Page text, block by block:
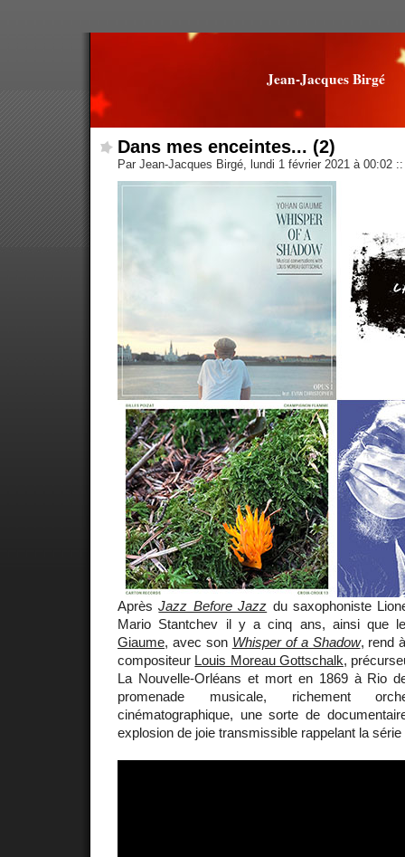
Jean-Jacques Birgé
Dans mes enceintes... (2)
Par Jean-Jacques Birgé, lundi 1 février 2021 à 00:02 ::
AprèsJazz Before Jazz du saxophoniste
Mario Stantchev il y a cinq ans, ainsi que
Giaume, avec son Whisper of a Shadow, rend
compositeur Louis Moreau Gottschalk,
La Nouvelle-Orléans et mort en 1869 à Rio
promenade musicale, richement
cinématographique, une sorte de
explosion de joie transmissible rappelant la